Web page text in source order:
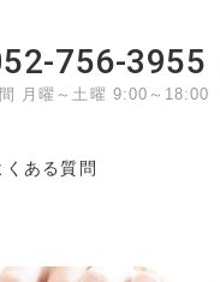
くある質問
756-3955
月曜～土曜 9:00～18:00